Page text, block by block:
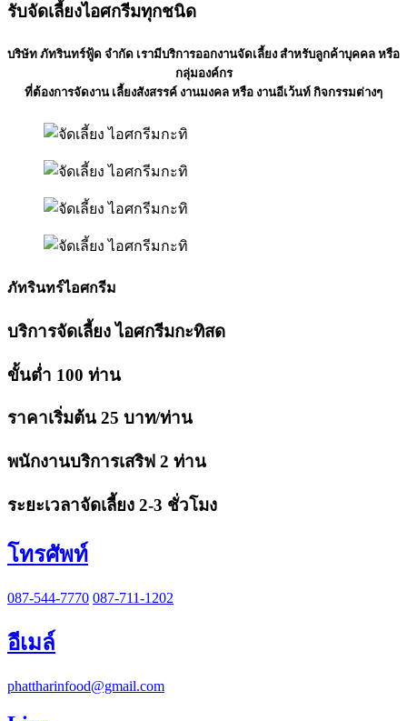
รับจัดเลี้ยงไอศกรีมทุกชนิด
บริษัท ภัทรินทร์ฟู้ด จำกัด เรามีบริการออกงานจัดเลี้ยง สำหรับลูกค้าบุคคล หรือ
กลุ่มองค์กร
ที่ต้องการจัดงาน เลี้ยงสังสรรค์ งานมงคล หรือ งานอีเว้นท์ กิจกรรมต่างๆ
ภัทรินทร์ไอศกรีม
บริการจัดเลี้ยง ไอศกรีมกะทิสด
ขั้นต่ำ 100 ท่าน
ราคาเริ่มต้น 25 บาท/ท่าน
พนักงานบริการเสริฟ 2 ท่าน
ระยะเวลาจัดเลี้ยง 2-3 ชั่วโมง
โทรศัพท์
087-544-7770 087-711-1202
อีเมล์
phattharinfood@gmail.com